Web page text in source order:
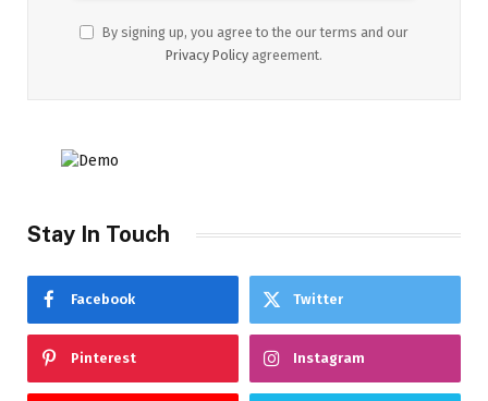
By signing up, you agree to the our terms and our
Privacy Policy agreement.
Stay In Touch
Facebook Twitter
Pinterest Instagram